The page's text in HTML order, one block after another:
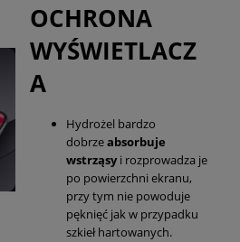
OCHRONA
WYŚWIETLACZ
A
Hydrożel bardzo
dobrzeabsorbuje
wstrząsyi rozprowadza je
po powierzchni ekranu,
przy tym nie powoduje
pęknięć jak w przypadku
szkieł hartowanych.